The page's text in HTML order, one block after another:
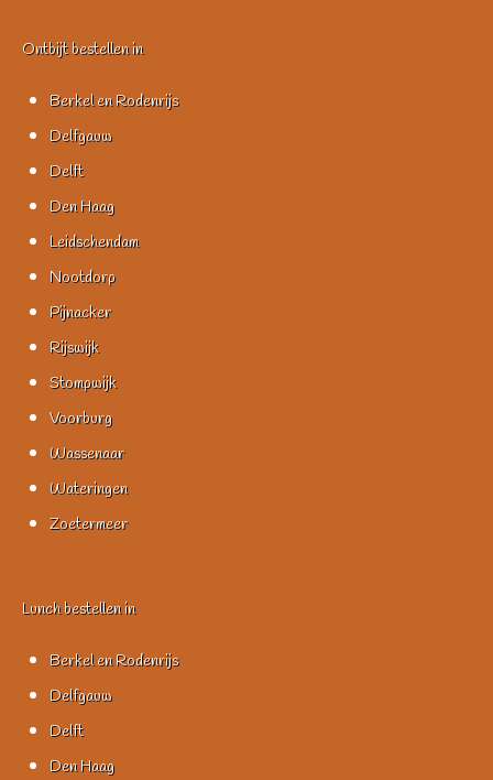
Ontbijt bestellen in
Berkel en Rodenrijs
Delfgauw
Delft
Den Haag
Leidschendam
Nootdorp
Pijnacker
Rijswijk
Stompwijk
Voorburg
Wassenaar
Wateringen
Zoetermeer
Lunch bestellen in
Berkel en Rodenrijs
Delfgauw
Delft
Den Haag